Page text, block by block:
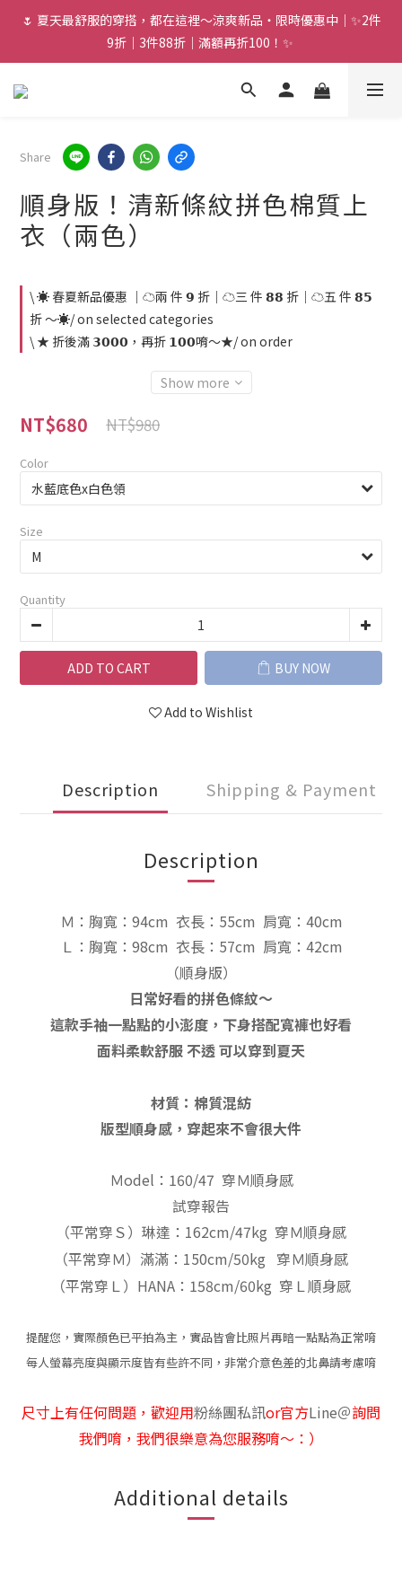
🌷 夏天最舒服的穿搭，都在這裡～涼爽新品・限時優惠中｜✨2件
9折｜3件88折｜滿額再折100！✨
Share
順身版！清新條紋拼色棉質上
衣（兩色）
\ ☀️ 春夏新品優惠 ｜☁️兩 件 𝟵 折｜☁️三 件 𝟴𝟴 折｜☁️五 件 𝟴𝟱
折 ～☀️/ on selected categories
\ ★ 折後滿 𝟯𝟬𝟬𝟬，再折 𝟭𝟬𝟬唷～★/ on order
Show more
NT$680 NT$980
Color
Size
Quantity
ADD TO CART BUY NOW
Add to Wishlist
Description Shipping & Payment
Description
Ｍ：胸寬：94cm 衣長：55cm 肩寬：40cm
Ｌ：胸寬：98cm 衣長：57cm 肩寬：42cm
（順身版）
日常好看的拼色條紋～
這款手袖一點點的小澎度，下身搭配寬褲也好看
面料柔軟舒服 不透 可以穿到夏天
材質：棉質混紡
版型順身感，穿起來不會很大件
Ｍodel：160/47 穿Ｍ順身感
試穿報告
（平常穿Ｓ）琳達：162cm/47kg 穿Ｍ順身感
（平常穿Ｍ）滿滿：150cm/50kg 穿Ｍ順身感
（平常穿Ｌ）HANA：158cm/60kg 穿Ｌ順身感
提醒您，實際顏色已平拍為主，實品皆會比照片再暗一點點為正常唷
每人螢幕亮度與顯示度皆有些許不同，非常介意色差的北鼻請考慮唷
尺寸上有任何問題，歡迎用粉絲團私訊or官方Line＠詢問
我們唷，我們很樂意為您服務唷～：）
Additional details